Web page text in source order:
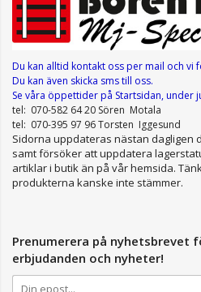
Du kan alltid kontakt oss per mail och vi
Du kan även skicka sms till oss.
Se våra öppettiderpå Startsidan, under
tel: 070-582 64 20 Sören Motala
tel: 070-395 97 96 Torsten Iggesund
Sidorna uppdateras nästan dagligen
samt försöker att uppdatera
artiklar i butik än på vår hemsida.
produkterna kanske inte stämmer.
Prenumerera på nyhetsbrevet
erbjudanden och nyheter!